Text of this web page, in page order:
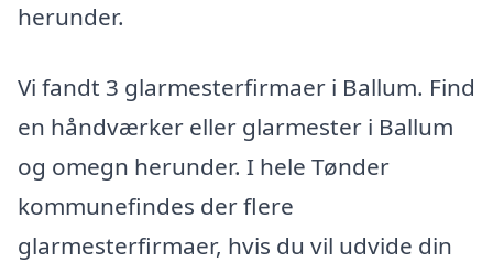
herunder.
Vi fandt 3 glarmesterfirmaer i Ballum. Find
en håndværker eller glarmester i Ballum
og omegn herunder. I hele Tønder
kommunefindes der flere
glarmesterfirmaer, hvis du vil udvide din